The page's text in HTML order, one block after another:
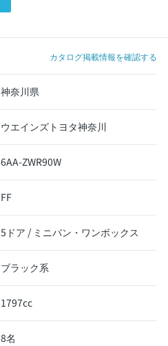
カタログ掲載情報を確認する
神奈川県
ウエインズトヨタ神奈川
6AA-ZWR90W
FF
5ドア / ミニバン・ワンボックス
ブラック系
1797cc
8名